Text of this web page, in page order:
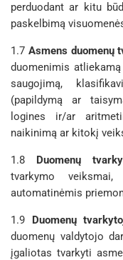
perduodant ar kitu
paskelbimą
1.7 Asmens duomenų
duomenimis
saugojimą,
(papildymą ar
logines ir/ar
naikinimą ar kitokį
1.8 Duomenų
tvarkymo
automatinėmis
1.9 Duomenų
duomenų valdytojo
įgaliotas tvarkyti